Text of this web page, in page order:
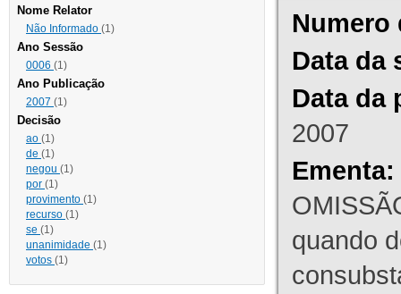
Nome Relator
Não Informado (1)
Ano Sessão
0006 (1)
Ano Publicação
2007 (1)
Decisão
ao (1)
de (1)
negou (1)
por (1)
provimento (1)
recurso (1)
se (1)
unanimidade (1)
votos (1)
Numero
Data da
Data da
2007
Ementa:
quando